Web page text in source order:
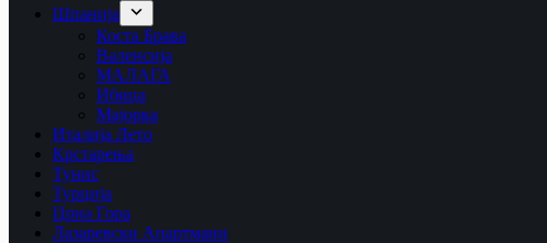
Шпанија
Коста Брава
Валенсија
МАЛАГА
Ибица
Мајорка
Италија Лето
Крстарења
Тунис
Турција
Црна Гора
Лазаревски Апартмани